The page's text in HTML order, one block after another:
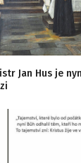
Jan Hus je